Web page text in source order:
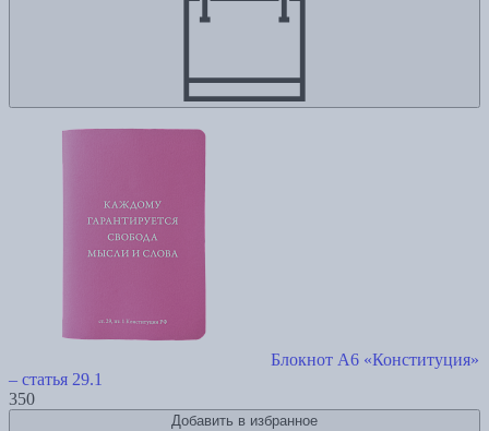
Блокнот А6 «Конституция»
– статья 29.1
350
Добавить в избранное